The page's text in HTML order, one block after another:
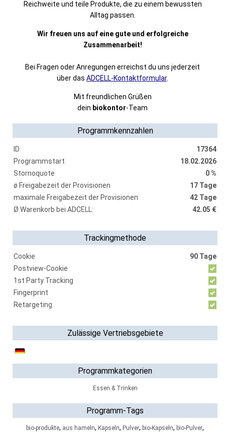
Reichweite und teile Produkte, die zu einem bewussten
Alltag passen.
Wir freuen uns auf eine gute und erfolgreiche
Zusammenarbeit!
Bei Fragen oder Anregungen erreichst du uns jederzeit
über das ADCELL-Kontaktformular.
Mit freundlichen Grüßen
dein biokontor-Team
Programmkennzahlen
ID
17364
Programmstart
18.02.2026
Stornoquote
0 %
ø Freigabezeit der Provisionen
17 Tage
maximale Freigabezeit der Provisionen
42 Tage
Ø Warenkorb bei ADCELL:
42.05 €
Trackingmethode
Cookie
90 Tage
Postview-Cookie
1st Party Tracking
Fingerprint
Retargeting
Zulässige Vertriebsgebiete
Programmkategorien
Essen & Trinken
Programm-Tags
bio-produkte, aus hameln, Kapseln, Pulver, bio-Kapseln, bio-Pulver,